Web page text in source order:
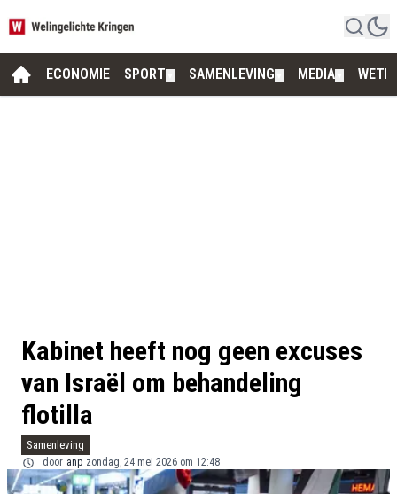
ECONOMIE SPORT SAMENLEVING MEDIA
Kabinet heeft nog geen excuses
van Israël om behandeling
flotilla
Samenleving
door anp zondag, 24 mei 2026 om 12:48